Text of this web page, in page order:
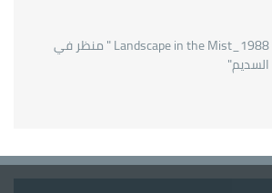
Landscape in the Mist_1988 " منظر في
السديم"